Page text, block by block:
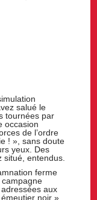
salué le
tournées par
occasion
de l’ordre
! », sans doute
yeux. Des
situé, entendus.
ferme
aux
noir »,